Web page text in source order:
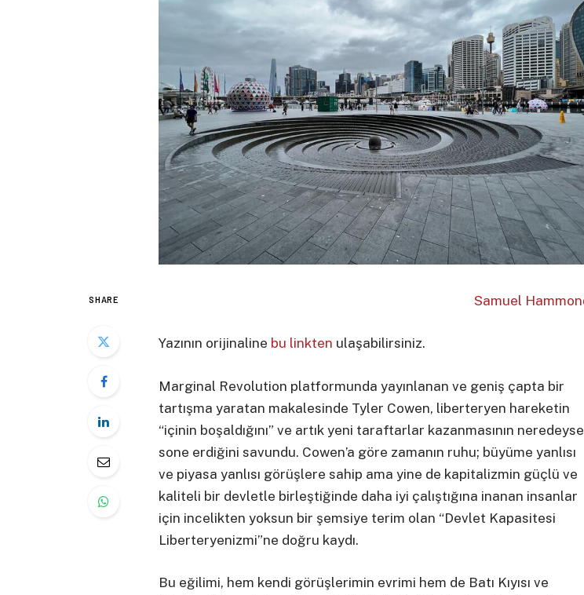
SHARE Samuel
Yazının orijinaline bu linkten ulaşabilirsiniz.
Marginal Revolution platformunda yayınlanan ve geniş çapta bir
tartışma yaratan makalesinde Tyler Cowen, liberteryen hareketin
“içinin boşaldığını” ve artık yeni taraftarlar kazanmasının neredeyse
sone erdiğini savundu. Cowen’a göre zamanın ruhu; büyüme yanlısı
ve piyasa yanlısı görüşlere sahip ama yine de kapitalizmin güçlü ve
kaliteli bir devletle birleştiğinde daha iyi çalıştığına inanan insanlar
için incelikten yoksun bir şemsiye terim olan “Devlet Kapasitesi
Liberteryenizmi”ne doğru kaydı.
Bu eğilimi, hem kendi görüşlerimin evrimi hem de Batı Kıyısı ve